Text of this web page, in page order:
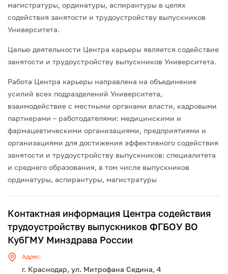
магистратуры, ординатуры, аспирантуры в целях
содействия занятости и трудоустройству выпускников
Университета.
Целью деятельности Центра карьеры является содействие
занятости и трудоустройству выпускников Университета.
Работа Центра карьеры направлена на объединение
усилий всех подразделений Университета,
взаимодействие с местными органами власти, кадровыми
партнерами – работодателями: медицинскими и
фармацевтическими организациями, предприятиями и
организациями для достижения эффективного содействия
занятости и трудоустройству выпускников: специалитета
и среднего образования, в том числе выпускников
ординатуры, аспирантуры, магистратуры
Контактная информация Центра содействия
трудоустройству выпускников ФГБОУ ВО
КубГМУ Минздрава России
Адрес:
г. Краснодар, ул. Митрофана Седина, 4